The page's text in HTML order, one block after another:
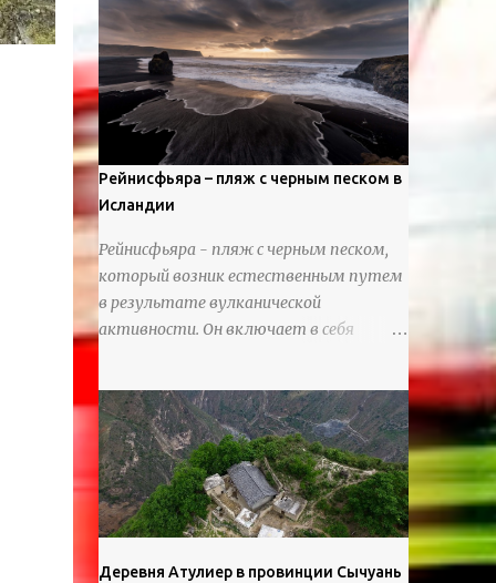
выцветание. Николлс использует
крошечные количества клея для
закрепления отдельных деталей,
используя ножи и инструменты для
текстурирования, чтобы точно
вылепить каждую деталь. источник
https://calvinnicholls.com/
Рейнисфьяра – пляж с черным песком в
Исландии
Рейнисфьяра - пляж с черным песком,
который возник естественным путем
в результате вулканической
активности. Он включает в себя
массивные базальтовые
шестиугольные колонны, высокие
утесы, лавовые образования, черную
береговую линию и великолепные
каменные арки.
Деревня Атулиер в провинции Сычуань